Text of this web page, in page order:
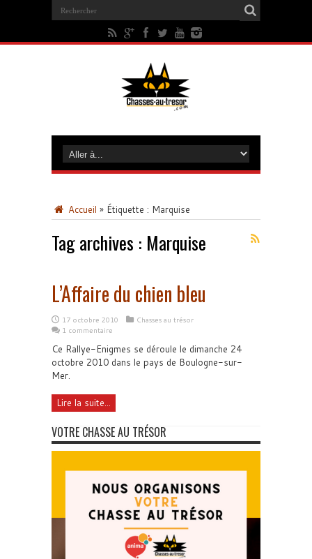
Accueil » Étiquette : Marquise
Tag archives : Marquise
L’Affaire du chien bleu
17 octobre 2010
Chasses au trésor
1 commentaire
Ce Rallye-Enigmes se déroule le dimanche 24
octobre 2010 dans le pays de Boulogne-sur-
Mer.
Lire la suite...
VOTRE CHASSE AU TRÉSOR